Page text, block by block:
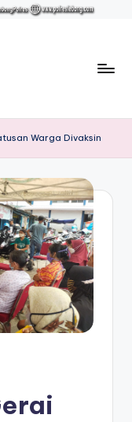
Warga Divaksin